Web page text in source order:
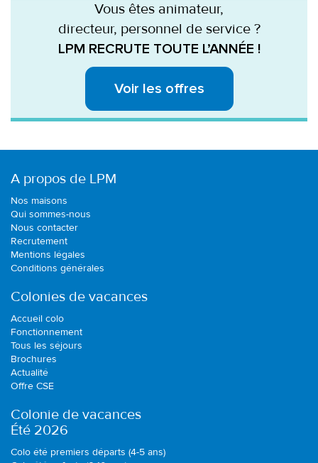
Vous êtes animateur,
directeur, personnel de service ?
LPM RECRUTE TOUTE L’ANNÉE !
Voir les offres
A propos de LPM
Nos maisons
Qui sommes-nous
Nous contacter
Recrutement
Mentions légales
Conditions générales
Colonies de vacances
Accueil colo
Fonctionnement
Tous les séjours
Brochures
Actualité
Offre CSE
Colonie de vacances
Été 2026
Colo été premiers départs (4-5 ans)